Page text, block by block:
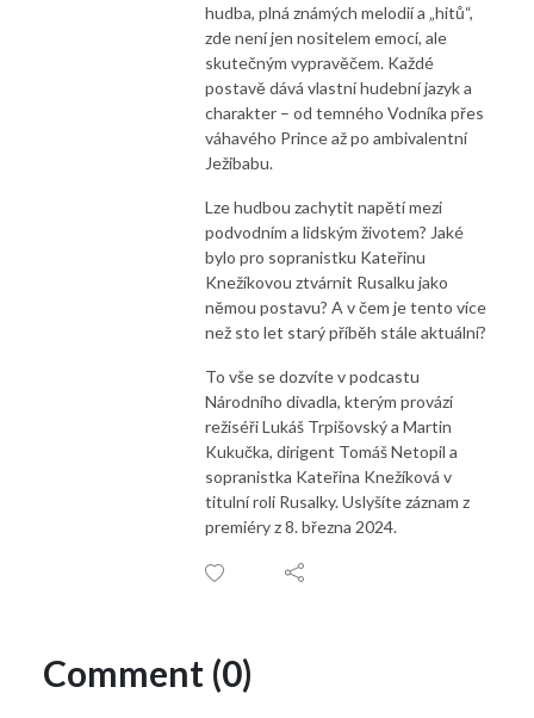
hudba, plná známých melodií a „hitů“,
zde není jen nositelem emocí, ale
skutečným vypravěčem. Každé
postavě dává vlastní hudební jazyk a
charakter – od temného Vodníka přes
váhavého Prince až po ambivalentní
Ježibabu.
Lze hudbou zachytit napětí mezi
podvodním a lidským životem? Jaké
bylo pro sopranistku Kateřinu
Knežíkovou ztvárnit Rusalku jako
němou postavu? A v čem je tento více
než sto let starý příběh stále aktuální?
To vše se dozvíte v podcastu
Národního divadla, kterým provází
režiséři Lukáš Trpišovský a Martin
Kukučka, dirigent Tomáš Netopil a
sopranistka Kateřina Knežíková v
titulní roli Rusalky. Uslyšíte záznam z
premiéry z 8. března 2024.
Comment (0)